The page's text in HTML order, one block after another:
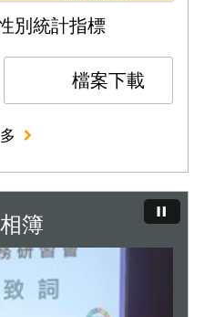
別統計指標
檔案下載
簿